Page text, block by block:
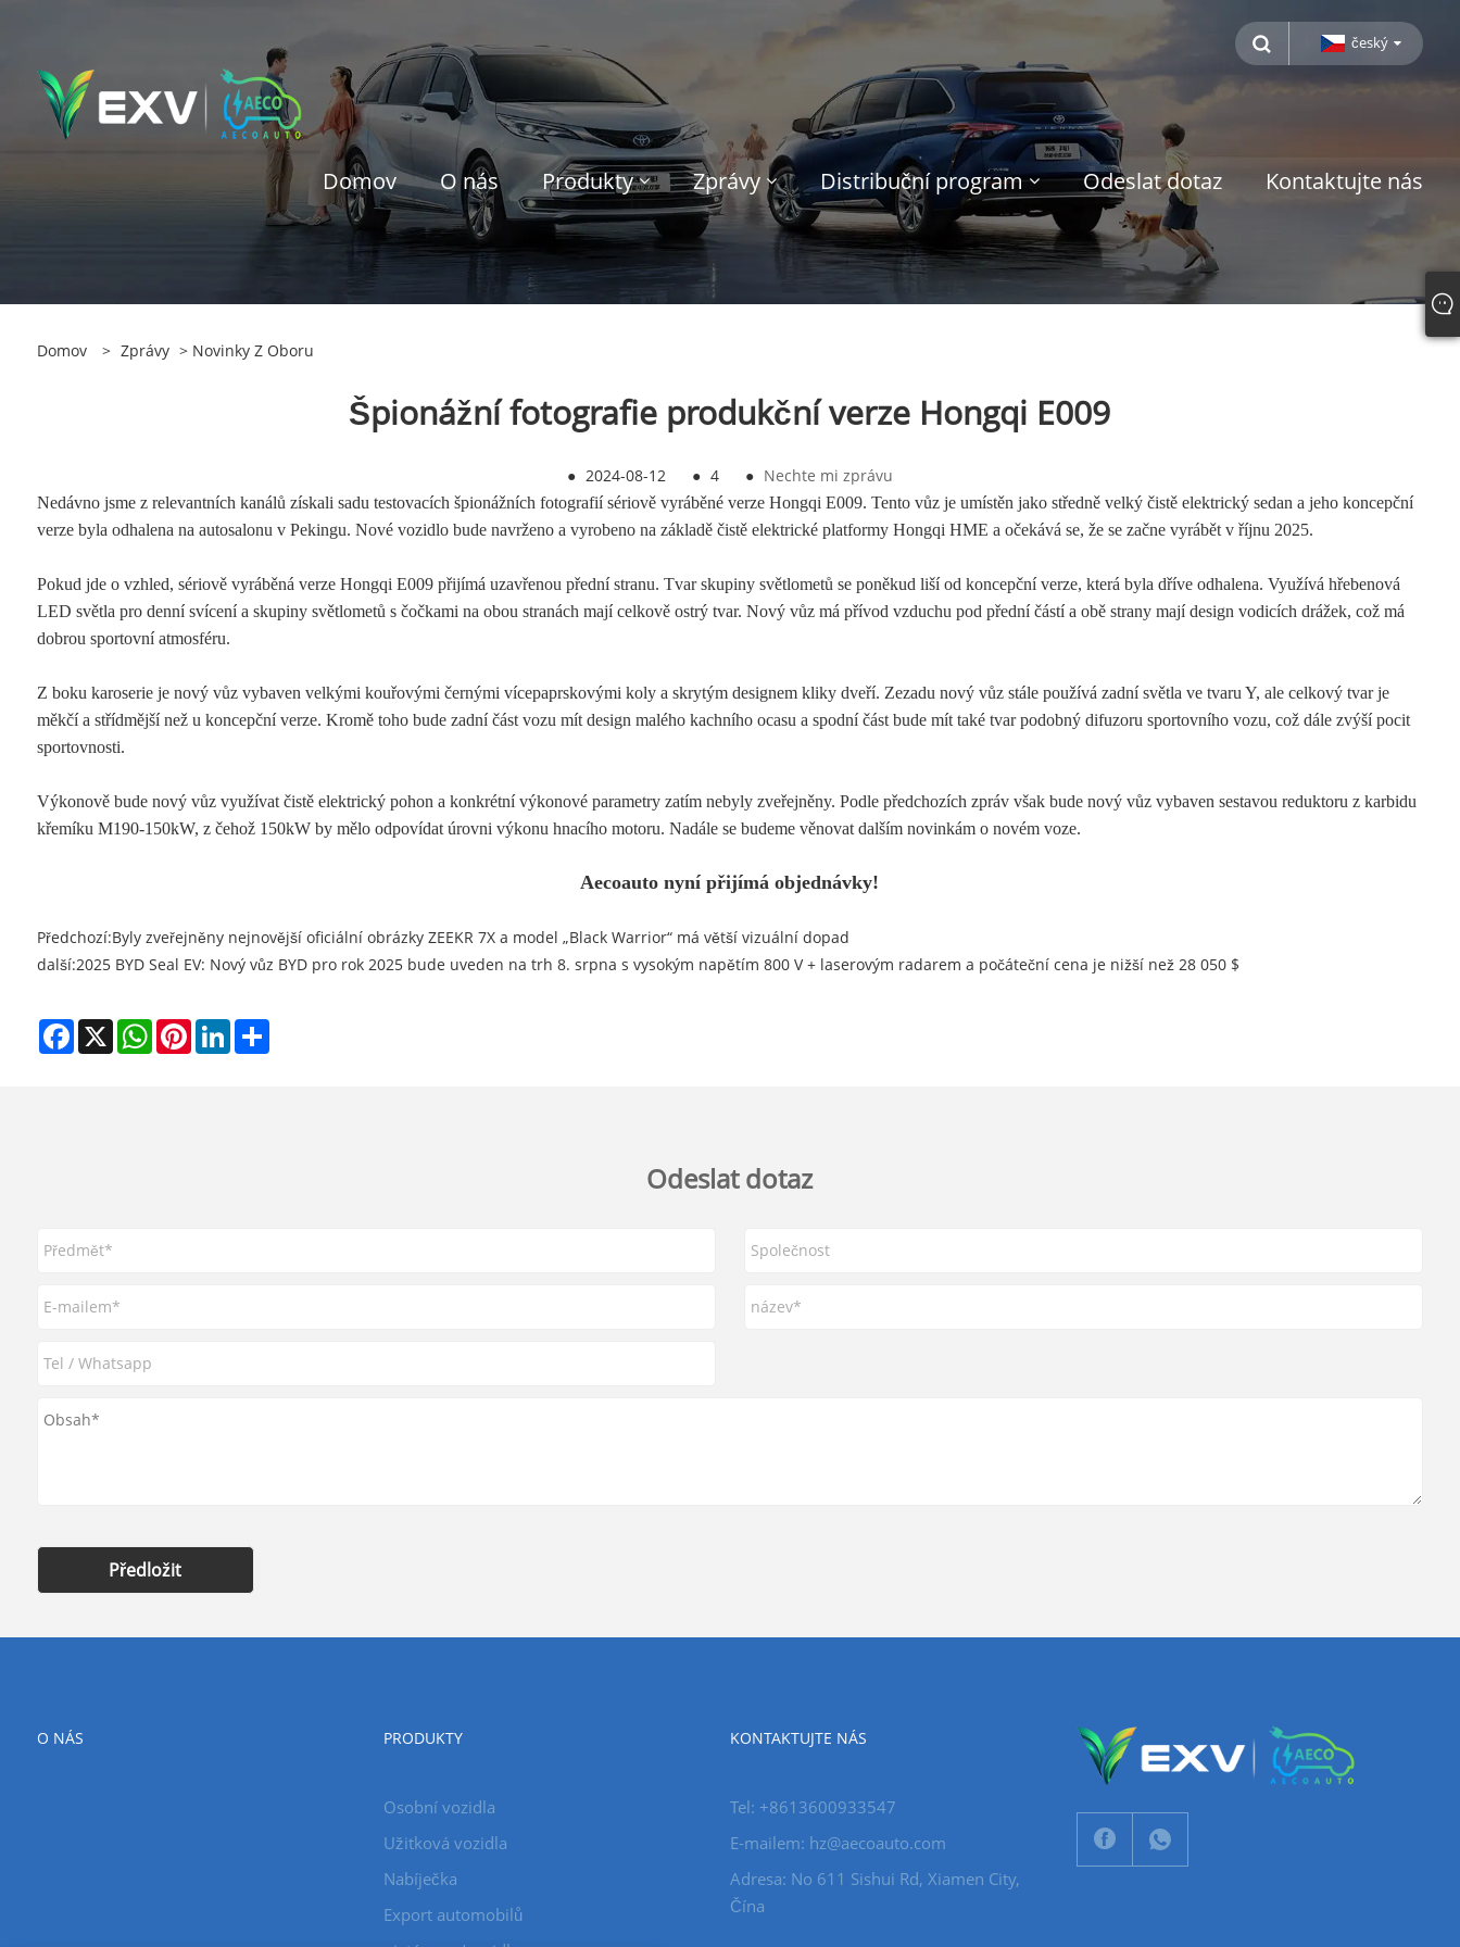
český
Domov O nás Produkty Zprávy Distribuční program Odeslat dotaz Kontaktujte nás
Domov > Zprávy > Novinky Z Oboru
Špionážní fotografie produkční verze Hongqi E009
● 2024-08-12 ● 4 ● Nechte mi zprávu
Nedávno jsme z relevantních kanálů získali sadu testovacích špionážních fotografií sériově vyráběné verze Hongqi E009. Tento vůz je umístěn jako středně velký čistě elektrický sedan a jeho koncepční
verze byla odhalena na autosalonu v Pekingu. Nové vozidlo bude navrženo a vyrobeno na základě čistě elektrické platformy Hongqi HME a očekává se, že se začne vyrábět v říjnu 2025.
Pokud jde o vzhled, sériově vyráběná verze Hongqi E009 přijímá uzavřenou přední stranu. Tvar skupiny světlometů se poněkud liší od koncepční verze, která byla dříve odhalena. Využívá hřebenová
LED světla pro denní svícení a skupiny světlometů s čočkami na obou stranách mají celkově ostrý tvar. Nový vůz má přívod vzduchu pod přední částí a obě strany mají design vodicích drážek, což má
dobrou sportovní atmosféru.
Z boku karoserie je nový vůz vybaven velkými kouřovými černými vícepaprskovými koly a skrytým designem kliky dveří. Zezadu nový vůz stále používá zadní světla ve tvaru Y, ale celkový tvar je
měkčí a střídmější než u koncepční verze. Kromě toho bude zadní část vozu mít design malého kachního ocasu a spodní část bude mít také tvar podobný difuzoru sportovního vozu, což dále zvýší pocit
sportovnosti.
Výkonově bude nový vůz využívat čistě elektrický pohon a konkrétní výkonové parametry zatím nebyly zveřejněny. Podle předchozích zpráv však bude nový vůz vybaven sestavou reduktoru z karbidu
křemíku M190-150kW, z čehož 150kW by mělo odpovídat úrovni výkonu hnacího motoru. Nadále se budeme věnovat dalším novinkám o novém voze.
Aecoauto nyní přijímá objednávky!
Předchozí:Byly zveřejněny nejnovější oficiální obrázky ZEEKR 7X a model „Black Warrior“ má větší vizuální dopad
další:2025 BYD Seal EV: Nový vůz BYD pro rok 2025 bude uveden na trh 8. srpna s vysokým napětím 800 V + laserovým radarem a počáteční cena je nižší než 28 050 $
Facebook
X WhatsAppPinterestLinkedInShare
Odeslat dotaz
Předložit
O NÁS PRODUKTY
Osobní vozidla
Užitková vozidla
Nabíječka
Export automobilů
KONTAKTUJTE NÁS
Tel: +8613600933547
E-mailem: hz@aecoauto.com
Adresa: No 611 Sishui Rd, Xiamen City,
Čína